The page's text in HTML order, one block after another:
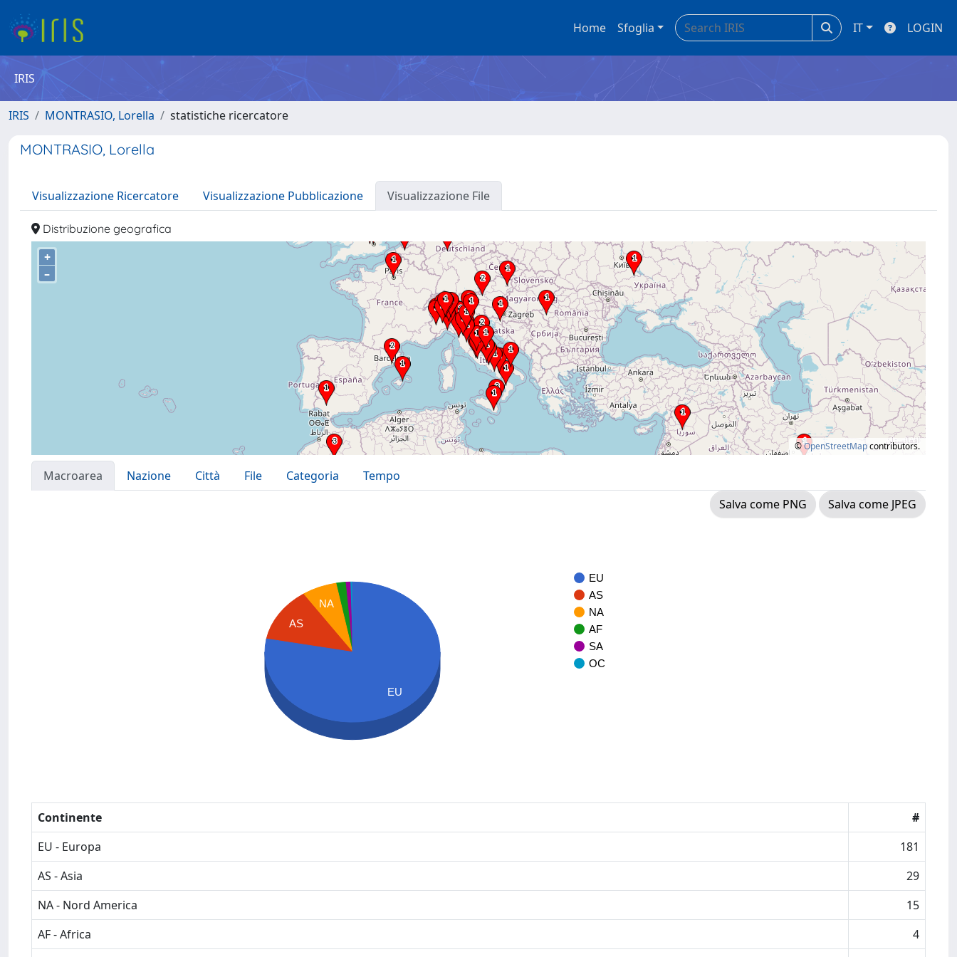
Home Sfoglia IT LOGIN
IRIS
IRIS MONTRASIO, Lorella statistiche ricercatore
MONTRASIO, Lorella
Visualizzazione Ricercatore Visualizzazione Pubblicazione Visualizzazione File
Distribuzione geografica
+
–
©OpenStreetMapcontributors.
Macroarea Nazione Città File Categoria
Tempo
Salva come PNG
Salva come JPEG
EU
AS
NA
AF
SA
OC
NA
AS
EU
Continente
#
EU - Europa
181
AS - Asia
29
NA - Nord America
15
AF - Africa
4